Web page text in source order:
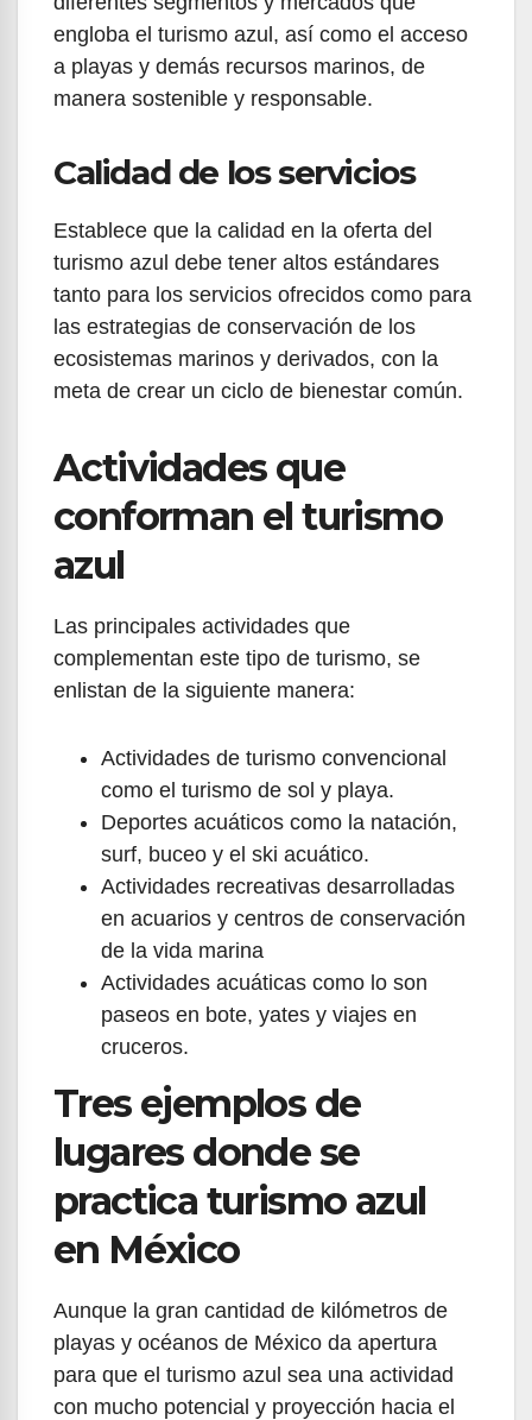
engloba el turismo azul, así como el acceso
a playas y demás recursos marinos, de
manera sostenible y responsable.
Calidad de los servicios
Establece que la calidad en la oferta del
turismo azul debe tener altos estándares
tanto para los servicios ofrecidos como para
las estrategias de conservación de los
ecosistemas marinos y derivados, con la
meta de crear un ciclo de bienestar común.
Actividades que
conforman el turismo
azul
Las principales actividades que
complementan este tipo de turismo, se
enlistan de la siguiente manera:
Actividades de turismo convencional
como el turismo de sol y playa.
Deportes acuáticos como la natación,
surf, buceo y el ski acuático.
Actividades recreativas desarrolladas
en acuarios y centros de conservación
de la vida marina
Actividades acuáticas como lo son
paseos en bote, yates y viajes en
cruceros.
Tres ejemplos de
lugares donde se
practica turismo azul
en México
Aunque la gran cantidad de kilómetros de
playas y océanos de México da apertura
para que el turismo azul sea una actividad
con mucho potencial y proyección hacia el